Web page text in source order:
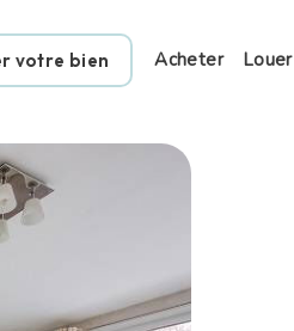
votre bien Acheter Louer